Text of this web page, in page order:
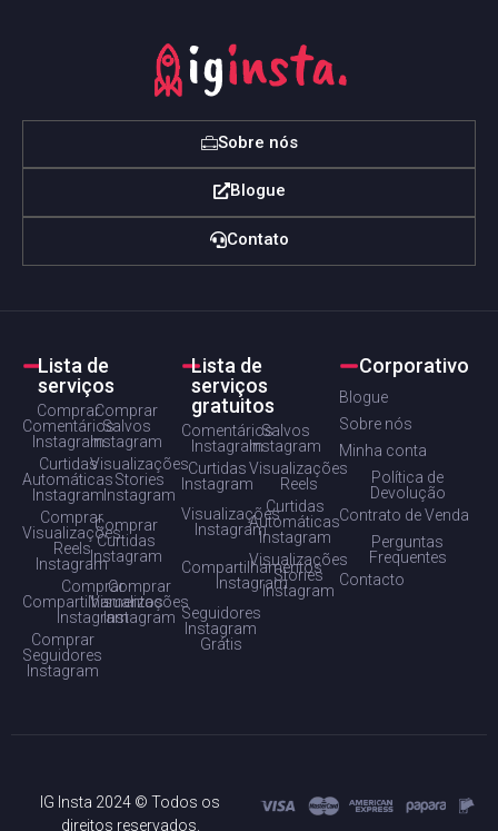
Sobre nós
Blogue
Contato
Lista de
serviços
Comprar
Comentários
Instagram
Comprar
Salvos
Instagram
Curtidas
Automáticas
Instagram
Visualizações
Stories
Instagram
Comprar
Visualizações
Reels
Instagram
Comprar
Curtidas
Instagram
Comprar
Compartilhamentos
Instagram
Comprar
Visualizações
Instagram
Comprar
Seguidores
Instagram
Lista de
serviços
gratuitos
Comentários
Instagram
Salvos
Instagram
Curtidas
Instagram
Visualizações
Reels
Visualizações
Instagram
Curtidas
Automáticas
Instagram
Compartilhamentos
Instagram
Visualizações
Stories
Instagram
Seguidores
Instagram
Grátis
Corporativo
Blogue
Sobre nós
Minha conta
Política de
Devolução
Contrato de Venda
Perguntas
Frequentes
Contacto
IG Insta 2024 © Todos os
direitos reservados.